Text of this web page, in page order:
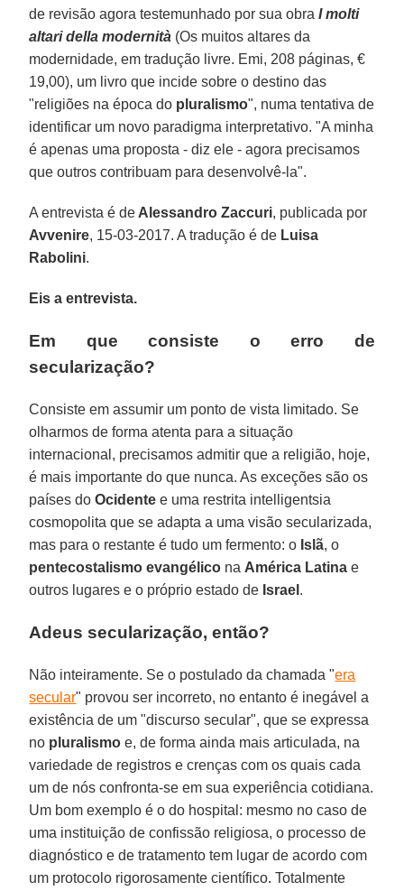
de revisão agora testemunhado por sua obraI molti
altari della modernità (Os muitos altares da
modernidade, em tradução livre. Emi, 208 páginas, €
19,00), um livro que incide sobre o destino das
"religiões na época do pluralismo", numa tentativa de
identificar um novo paradigma interpretativo. "A minha
é apenas uma proposta - diz ele - agora precisamos
que outros contribuam para desenvolvê-la".
A entrevista é de Alessandro Zaccuri, publicada por
Avvenire, 15-03-2017. A tradução é de Luisa
Rabolini.
Eis a entrevista.
Em que consiste o erro de
secularização?
Consiste em assumir um ponto de vista limitado. Se
olharmos de forma atenta para a situação
internacional, precisamos admitir que a religião, hoje,
é mais importante do que nunca. As exceções são os
países doOcidente e uma restrita intelligentsia
cosmopolita que se adapta a uma visão secularizada,
mas para o restante é tudo um fermento: o Islã, o
pentecostalismo evangélico na América Latina e
outros lugares e o próprio estado de Israel .
Adeus secularização, então?
Não inteiramente. Se o postulado da chamada "era
secular" provou ser incorreto, no entanto é inegável a
existência de um "discurso secular", que se expressa
no pluralismo e, de forma ainda mais articulada, na
variedade de registros e crenças com os quais cada
um de nós confronta-se em sua experiência cotidiana.
Um bom exemplo é o do hospital: mesmo no caso de
uma instituição de confissão religiosa, o processo de
diagnóstico e de tratamento tem lugar de acordo com
um protocolo rigorosamente científico. Totalmente